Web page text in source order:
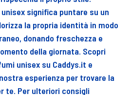
significa puntare su un
la propria identità in modo
donando freschezza e
della giornata. Scopri
unisex su Caddys.it e
esperienza per trovare la
te. Per ulteriori consigli